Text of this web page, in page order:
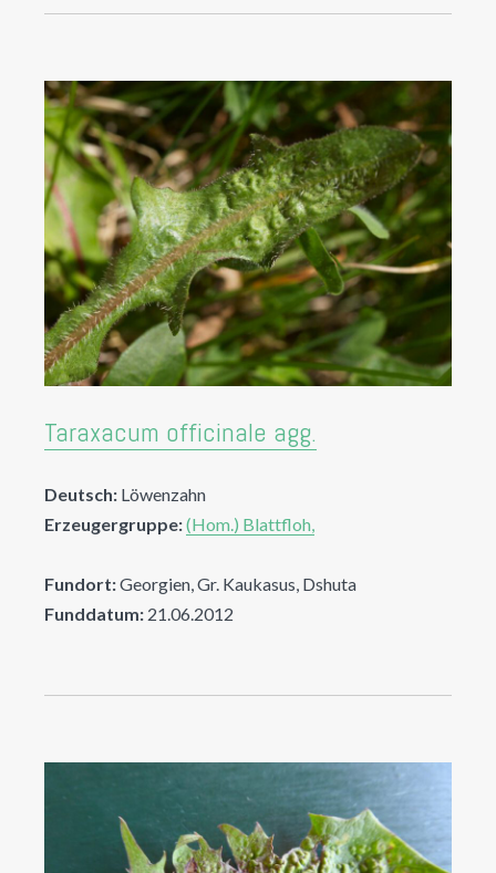
Taraxacum officinale agg.
Deutsch: Löwenzahn
Erzeugergruppe:(Hom.) Blattfloh,
Fundort:Georgien, Gr. Kaukasus, Dshuta
Funddatum: 21.06.2012